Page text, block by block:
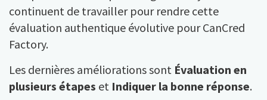
continuent de travailler pour rendre cette
évaluation authentique évolutive pour CanCred
Factory.
Les dernières améliorations sont Évaluation en
plusieurs étapes et Indiquer la bonne réponse.